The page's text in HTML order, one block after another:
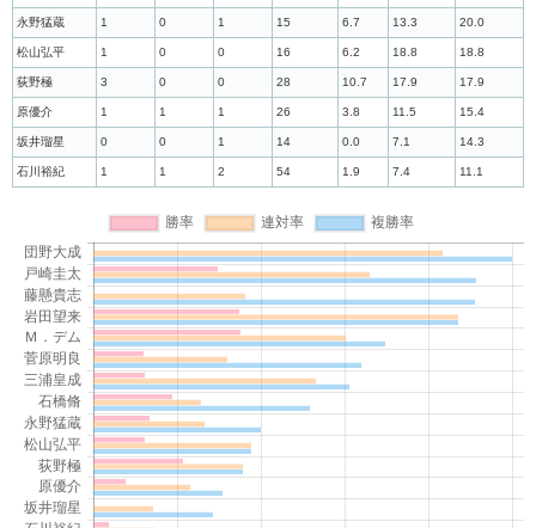
永野猛蔵 1 0 1 15 6.7 13.3 20.0
松山弘平 1 0 0 16 6.2 18.8 18.8
荻野極 3 0 0 28 10.7 17.9 17.9
原優介 1 1 1 26 3.8 11.5 15.4
坂井瑠星 0 0 1 14 0.0 7.1 14.3
石川裕紀 1 1 2 54 1.9 7.4 11.1